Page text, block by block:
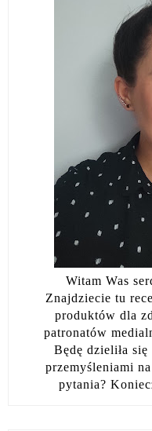
Witam Was
Znajdziecie tu
produktów dla
patronatów
Będę dzieliła
przemyśleniami
pytania?